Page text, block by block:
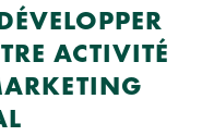
ACTIVITÉ